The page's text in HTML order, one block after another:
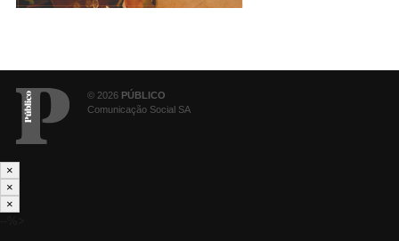
© 2026 PÚBLICO
Comunicação Social SA
×
×
×